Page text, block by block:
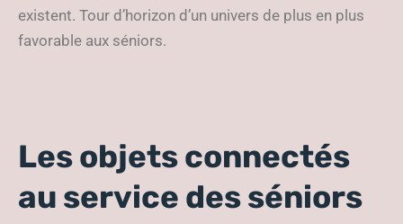
existent. Tour d’horizon d’un univers de plus en plus
favorable aux séniors.
Les objets connectés
au service des séniors